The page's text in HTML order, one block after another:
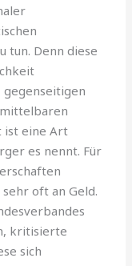
tun. Denn diese
gegenseitigen
ist eine Art
es nennt. Für
oft an Geld.
kritisierte
sich